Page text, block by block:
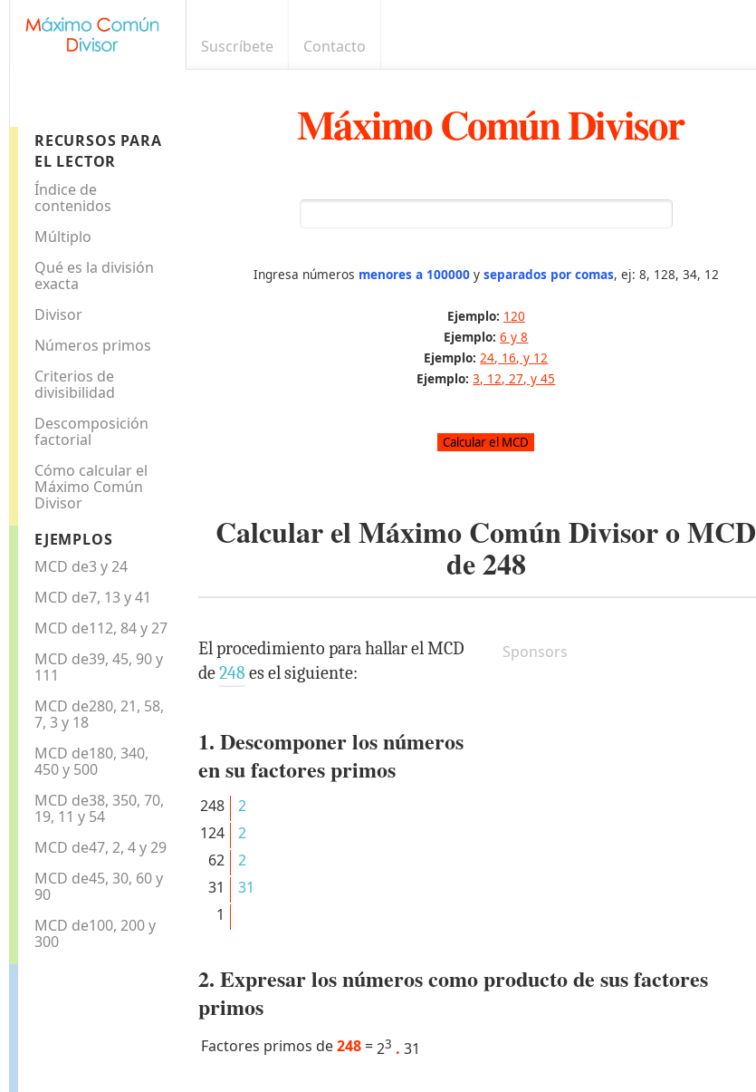
Suscríbete Contacto
RECURSOS PARA
EL LECTOR
Índice de
contenidos
Múltiplo
Qué es la división
exacta
Divisor
Números primos
Criterios de
divisibilidad
Descomposición
factorial
Cómo calcular el
Máximo Común
Divisor
EJEMPLOS
MCD de3 y 24
MCD de7, 13 y 41
MCD de112, 84 y 27
MCD de39, 45, 90 y
111
MCD de280, 21, 58,
7, 3 y 18
MCD de180, 340,
450 y 500
MCD de38, 350, 70,
19, 11 y 54
MCD de47, 2, 4 y 29
MCD de45, 30, 60 y
90
MCD de100, 200 y
300
Máximo Común Divisor
Ingresa números menores a 100000y separados por comas, ej: 8, 128, 34, 12
Ejemplo: 120
Ejemplo: 6 y 8
Ejemplo: 24, 16, y 12
Ejemplo: 3, 12, 27, y 45
Calcular el Máximo Común Divisor o MCD
de248
Sponsors
El procedimiento para hallar el MCD
de248 es el siguiente:
1. Descomponer los números
en su factores primos
248
2
124
2
62
2
31
31
1
2. Expresar los números como producto de sus factores
primos
Factores primos de248 =23 . 31